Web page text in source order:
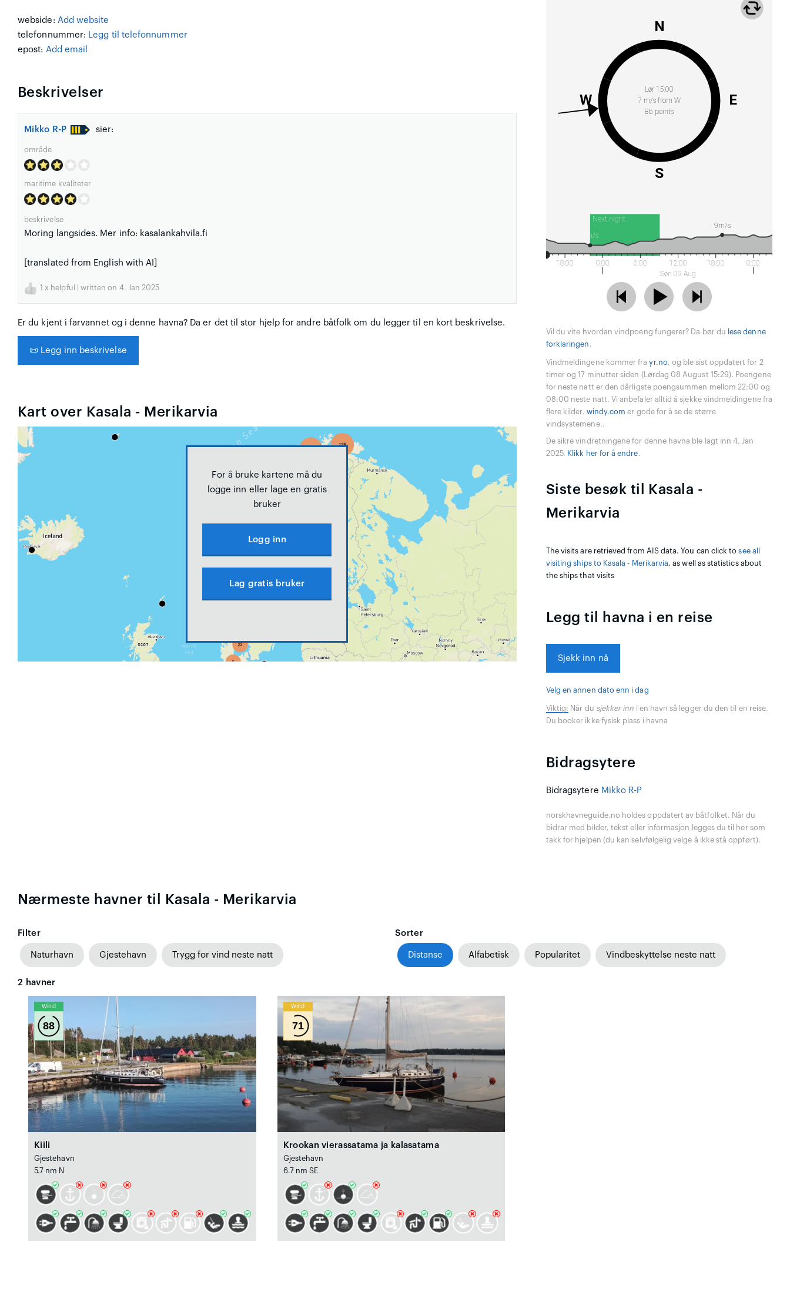
webside: Add website
telefonnummer: Legg til telefonnummer
epost: Add email
Beskrivelser
Mikko R-P sier:
område
maritime kvaliteter
beskrivelse
Moring langsides. Mer info: kasalankahvila.fi
[translated from English with AI]
1 x helpful | written on 4. Jan 2025
Er du kjent i farvannet og i denne havna? Da er det til stor hjelp for andre båtfolk om du legger til en kort beskrivelse.
📜 Legg inn beskrivelse
Kart over Kasala - Merikarvia
For å bruke kartene må du
logge inn eller lage en gratis
bruker
Logg inn
Lag gratis bruker
Lør 15:00
7 m/s from W
86 points
N
E
S
W
Next night
18:00 0:00 6:00
12:00
Søn 09 Aug
18:00 0:00
9m/s
4m/s
Vil du vite hvordan vindpoeng fungerer? Da bør du lese denne
forklaringen .
Vindmeldingene kommer frayr.no, og ble sist oppdatert for 2
timer og 17 minutter siden (Lørdag 08 August 15:29). Poengene
for neste natt er den dårligste poengsummen mellom 22:00 og
08:00 neste natt. Vi anbefaler alltid å sjekke vindmeldingene fra
flere kilder. windy.com er gode for å se de større
vindsystemene..
De sikre vindretningene for denne havna ble lagt inn 4. Jan
2025. Klikk her for å endre.
Siste besøk til Kasala -
Merikarvia
The visits are retrieved from AIS data. You can click tosee all
visiting ships to Kasala - Merikarvia, as well as statistics about
the ships that visits
Legg til havna i en reise
Sjekk inn nå
Velg en annen dato enn i dag
Viktig: Når du sjekker inn i en havn så legger du den til en reise.
Du booker ikke fysisk plass i havna
Bidragsytere
Bidragsytere Mikko R-P
norskhavneguide.no holdes oppdatert av båtfolket. Når du
bidrar med bilder, tekst eller informasjon legges du til her som
takk for hjelpen (du kan selvfølgelig velge å ikke stå oppført).
Nærmeste havner til Kasala - Merikarvia
Filter
Naturhavn Gjestehavn Trygg for vind neste natt
Sorter
Distanse Alfabetisk Popularitet Vindbeskyttelse neste natt
2 havner
Wind
88
Kiili
Gjestehavn
5.7 nm N
Wind
71
Krookan vierassatama ja kalasatama
Gjestehavn
6.7 nm SE